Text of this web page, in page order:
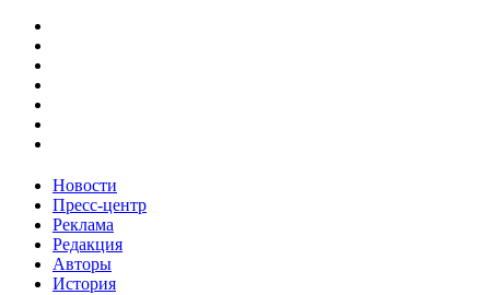
Новости
Пресс-центр
Реклама
Редакция
Авторы
История